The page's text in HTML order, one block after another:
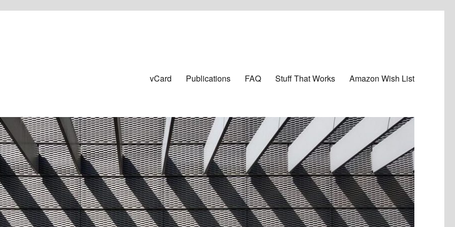
vCard Publications FAQ Stuff That Works Amazon Wish List